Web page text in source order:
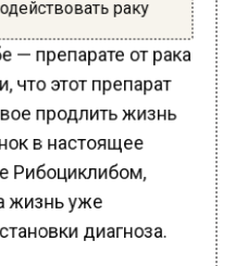
— препарате от рака
что этот препарат
продлить жизнь
в настоящее
Рибоциклибом,
жизнь уже
диагноза.